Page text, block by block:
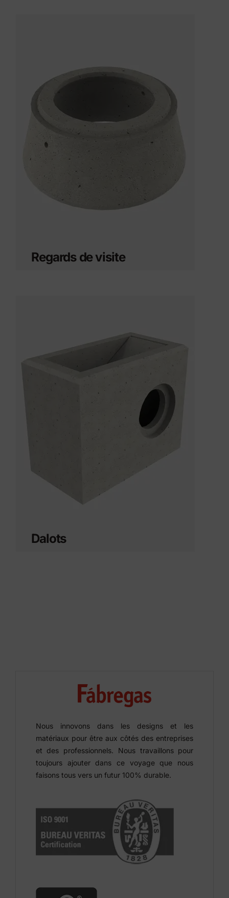
Regards de visite
Dalots
Nous innovons dans les designs et les
matériaux pour être aux côtés des entreprises
et des professionnels. Nous travaillons pour
toujours ajouter dans ce voyage que nous
faisons tous vers un futur 100% durable.